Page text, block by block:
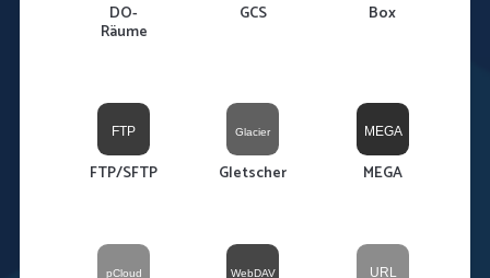
DO-
Räume
GCS Box
FTP/SFTP Gletscher MEGA